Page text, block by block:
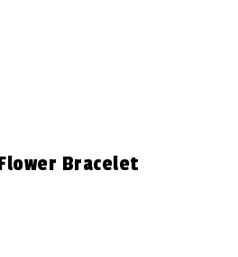
Bracelet